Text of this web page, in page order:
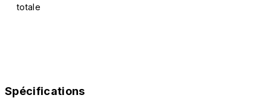
totale
Spécifications